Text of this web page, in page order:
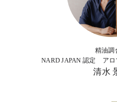
精油調
NARD JAPAN 認定 アロ
清水